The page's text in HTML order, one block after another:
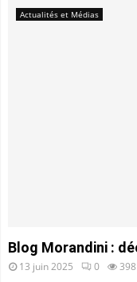
Actualités et Médias
Blog Morandini :
13 juin 2025 0 398